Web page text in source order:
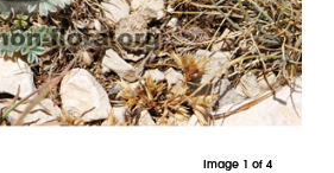
Image 1 of 4